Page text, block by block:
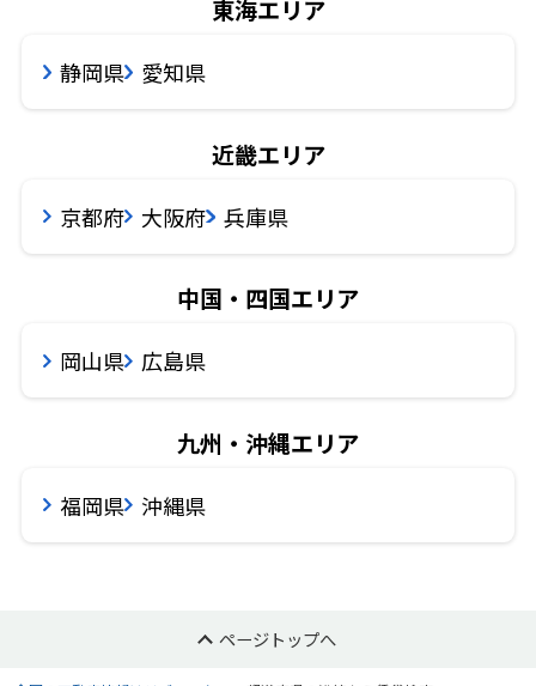
東海エリア
静岡県 愛知県
近畿エリア
京都府 大阪府 兵庫県
中国・四国エリア
岡山県 広島県
九州・沖縄エリア
福岡県 沖縄県
ページトップへ